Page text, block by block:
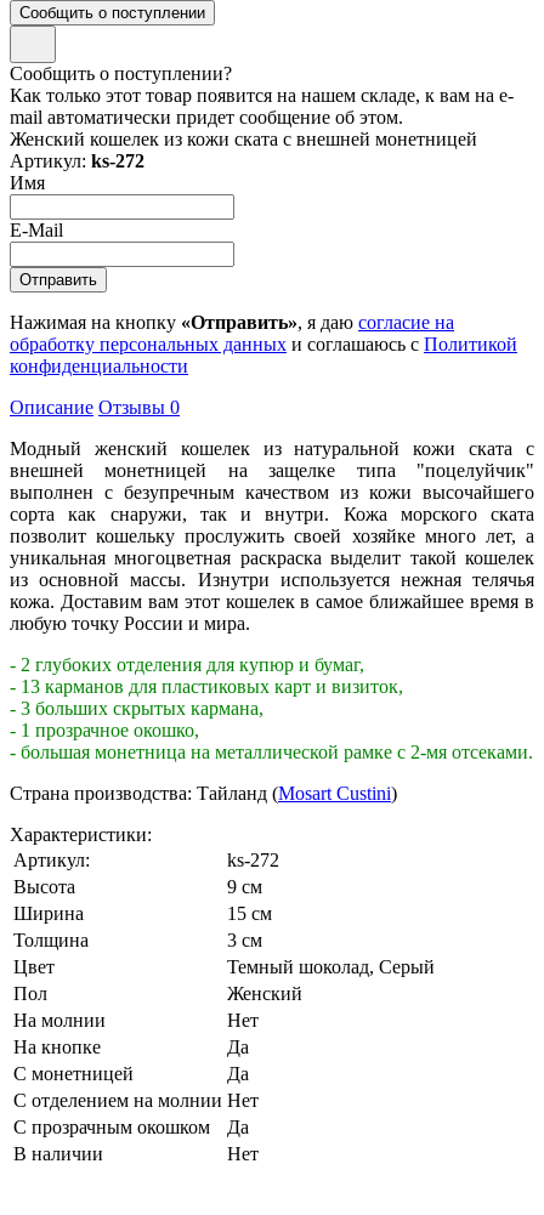
Сообщить о поступлении
Сообщить о поступлении?
Как только этот товар появится на нашем складе, к вам на e-
mail автоматически придет сообщение об этом.
Женский кошелек из кожи ската с внешней монетницей
Артикул: ks-272
Имя
E-Mail
Нажимая на кнопку «Отправить», я даю согласие на
обработку персональных данных и соглашаюсь с Политикой
конфиденциальности
Описание Отзывы 0
Модный женский кошелек из натуральной кожи ската с
внешней монетницей на защелке типа "поцелуйчик"
выполнен с безупречным качеством из кожи высочайшего
сорта как снаружи, так и внутри. Кожа морского ската
позволит кошельку прослужить своей хозяйке много лет, а
уникальная многоцветная раскраска выделит такой кошелек
из основной массы. Изнутри используется нежная телячья
кожа. Доставим вам этот кошелек в самое ближайшее время в
любую точку России и мира.
- 2 глубоких отделения для купюр и бумаг,
- 13 карманов для пластиковых карт и визиток,
- 3 больших скрытых кармана,
- 1 прозрачное окошко,
- большая монетница на металлической рамке с 2-мя отсеками.
Страна производства: Тайланд (Mosart Custini)
Характеристики:
Артикул:
ks-272
Высота
9 см
Ширина
15 см
Толщина
3 см
Цвет
Темный шоколад, Серый
Пол
Женский
На молнии
Нет
На кнопке
Да
С монетницей
Да
С отделением на молнии Нет
С прозрачным окошком
Да
В наличии
Нет